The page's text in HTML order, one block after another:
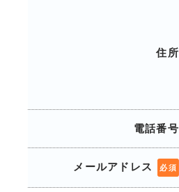
住所
電話番号
メールアドレス 必須